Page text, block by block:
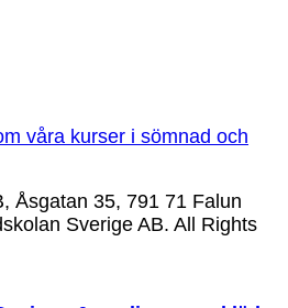
våra kurser i sömnad och
Åsgatan 35, 791 71 Falun
Sverige AB. All Rights